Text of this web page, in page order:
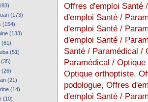
(173)
(154)
(133)
(61)
(51)
(26)
(21)
(14)
(10)
Offres d'emploi Santé
d'emploi Santé /
d'emploi Santé /
d'emploi Santé /
Santé / Paramédical /
Paramédical /
Optique orthoptiste,
podologue, Offres
d'emploi Santé /